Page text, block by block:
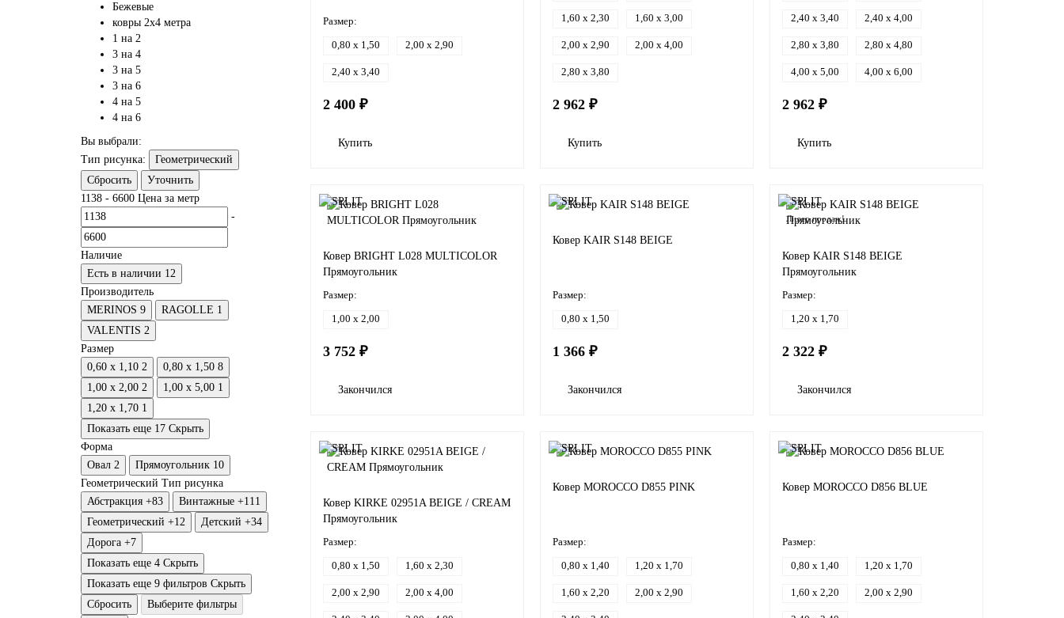
Бежевые
ковры 2х4 метра
1 на 2
3 на 4
3 на 5
3 на 6
4 на 5
4 на 6
Вы выбрали:
Тип рисунка:
Геометрический
Сбросить
Уточнить
1138 - 6600 Цена за метр
-
Наличие
Есть в наличии 12
Производитель
MERINOS 9 RAGOLLE 1
VALENTIS 2
Размер
0,60 x 1,10 2 0,80 x 1,50 8
1,00 x 2,00 2 1,00 x 5,00 1
1,20 x 1,70 1
Показать еще 17 Скрыть
Форма
Овал 2 Прямоугольник 10
Геометрический Тип рисунка
Абстракция +83 Винтажные +111
Геометрический +12 Детский +34
Дорога +7
Показать еще 4 Скрыть
Показать еще 9 фильтров Скрыть
Сбросить
Выберите фильтры
Размер:
0,80 x 1,50 2,00 x 2,90
2,40 x 3,40
2 400 ₽
Купить
1,60 x 2,30 1,60 x 3,00
2,00 x 2,90 2,00 x 4,00
2,80 x 3,80
2 962 ₽
Купить
2,40 x 3,40 2,40 x 4,00
2,80 x 3,80 2,80 x 4,80
4,00 x 5,00 4,00 x 6,00
2 962 ₽
Купить
Ковер BRIGHT L028 MULTICOLOR
Прямоугольник
Размер:
1,00 x 2,00
3 752 ₽
Закончился
Ковер KAIR S148 BEIGE
Размер:
0,80 x 1,50
1 366 ₽
Закончился
Лидер продаж!
Ковер KAIR S148 BEIGE
Прямоугольник
Размер:
1,20 x 1,70
2 322 ₽
Закончился
Ковер KIRKE 02951A BEIGE / CREAM
Прямоугольник
Размер:
0,80 x 1,50 1,60 x 2,30
2,00 x 2,90 2,00 x 4,00
Ковер MOROCCO D855 PINK
Размер:
0,80 x 1,40 1,20 x 1,70
1,60 x 2,20 2,00 x 2,90
Ковер MOROCCO D856 BLUE
Размер:
0,80 x 1,40 1,20 x 1,70
1,60 x 2,20 2,00 x 2,90